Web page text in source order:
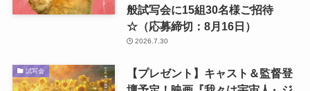
般試写会に15組30名様ご招待
☆（応募締切：8月16日）
2026.7.30
試写会
【プレゼント】キャスト＆監督登